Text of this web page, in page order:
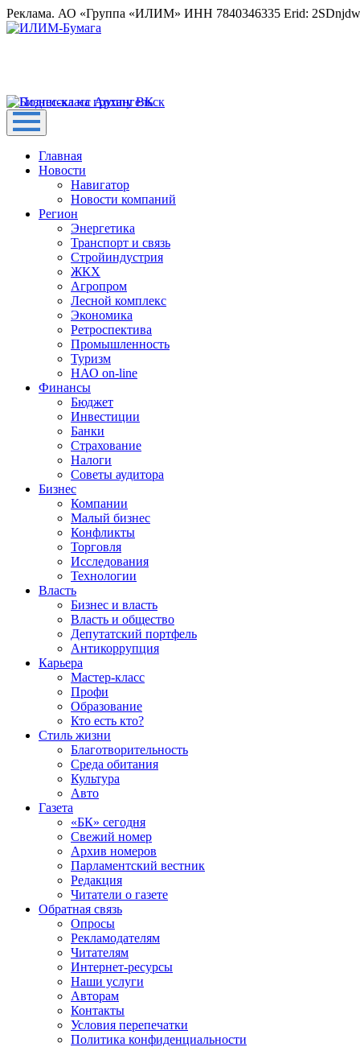
Реклама. АО «Группа «ИЛИМ» ИНН 7840346335 Erid:
Главная
Новости
Навигатор
Новости компаний
Регион
Энергетика
Транспорт и связь
Стройиндустрия
ЖКХ
Агропром
Лесной комплекс
Экономика
Ретроспектива
Промышленность
Туризм
НАО on-line
Финансы
Бюджет
Инвестиции
Банки
Страхование
Налоги
Советы аудитора
Бизнес
Компании
Малый бизнес
Конфликты
Торговля
Исследования
Технологии
Власть
Бизнес и власть
Власть и общество
Депутатский портфель
Антикоррупция
Карьера
Мастер-класс
Профи
Образование
Кто есть кто?
Стиль жизни
Благотворительность
Среда обитания
Культура
Авто
Газета
«БК» сегодня
Свежий номер
Архив номеров
Парламентский вестник
Редакция
Читатели о газете
Обратная связь
Опросы
Рекламодателям
Читателям
Интернет-ресурсы
Наши услуги
Авторам
Контакты
Условия перепечатки
Политика конфиденциальности